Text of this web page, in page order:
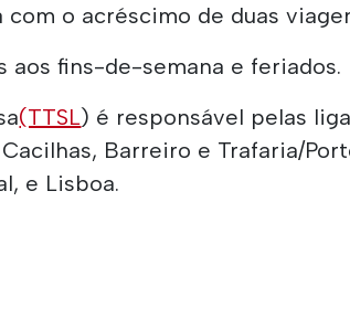
o acréscimo de duas
aos fins-de-semana e feriados.
(TTSL) é responsável pelas
Barreiro e Trafaria/
e Lisboa.